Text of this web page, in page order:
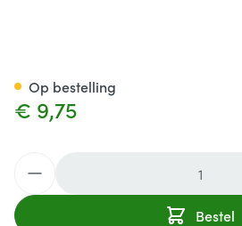
€ 9,75
Bestel
Op bestelling